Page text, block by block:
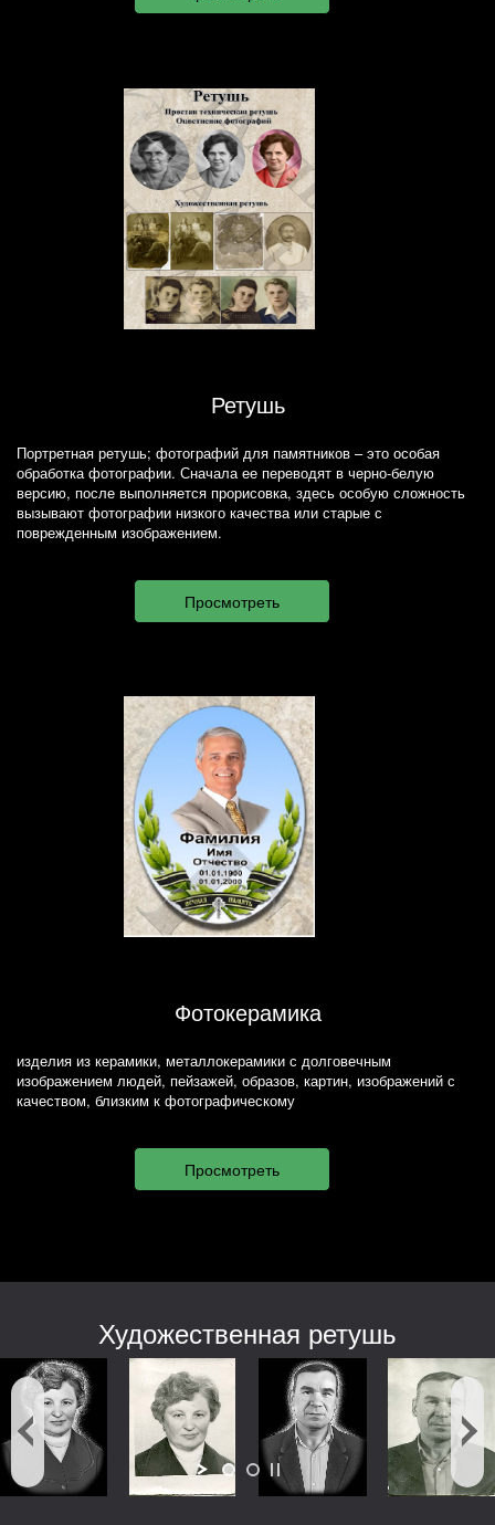
Ретушь
Портретная ретушь; фотографий для памятников – это особая
обработка фотографии. Сначала ее переводят в черно-белую
версию, после выполняется прорисовка, здесь особую сложность
вызывают фотографии низкого качества или старые с
поврежденным изображением.
Фотокерамика
изделия из керамики, металлокерамики с долговечным
изображением людей, пейзажей, образов, картин, изображений с
качеством, близким к фотографическому
Художественная ретушь